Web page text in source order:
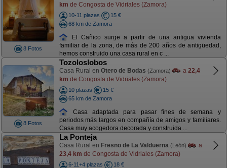
8 Fotos
km de Congosta de Vidriales (Zamora)
10-11 plazas
15 €
68 km de Zamora
El Cañico surge a partir de una antigua vivienda
familiar de la zona, de más de 200 años de antigüedad,
hemos construido una casa rural en c ...
8 Fotos
Tozoloslobos
Casa Rural en Otero de Bodas (Zamora) a 22,4
km de Congosta de Vidriales (Zamora)
10 plazas
15 €
65 km de Zamora
Casa adaptada para pasar fines de semana y
periodos más largos en compañía de amigos y familiares.
Casa muy acogedora decorada y construida ...
La Ponteja
Casa Rural en Fresno de La Valduerna (León)
a
23,4 km de Congosta de Vidriales (Zamora)
6-11+4 plazas
18 €